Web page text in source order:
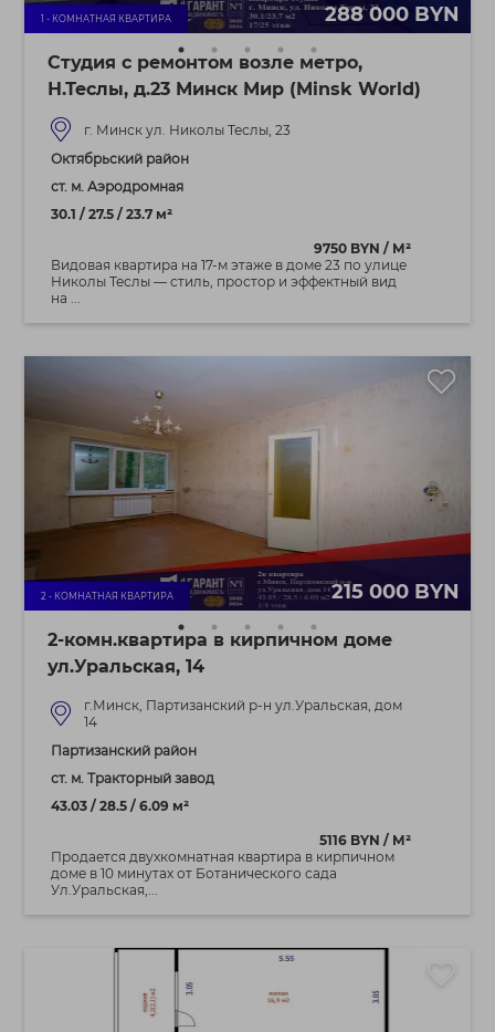
1 - КОМНАТНАЯ КВАРТИРА 288 000 BYN
Студия с ремонтом возле метро,
Н.Теслы, д.23 Минск Мир (Minsk World)
г. Минск ул. Николы Теслы, 23
Октябрьский район
ст. м. Аэродромная
30.1 / 27.5 / 23.7 м²
9750 BYN / М²
Видовая квартира на 17‑м этаже в доме 23 по улице
Николы Теслы — стиль, простор и эффектный вид
на ...
2 - КОМНАТНАЯ КВАРТИРА 215 000 BYN
2-комн.квартира в кирпичном доме
ул.Уральская, 14
г.Минск, Партизанский р-н ул.Уральская, дом
14
Партизанский район
ст. м. Тракторный завод
43.03 / 28.5 / 6.09 м²
5116 BYN / М²
Продается двухкомнатная квартира в кирпичном
доме в 10 минутах от Ботанического сада
Ул.Уральская,...